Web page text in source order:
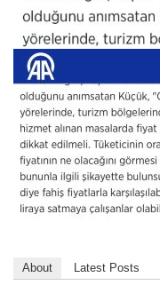
About Latest Posts